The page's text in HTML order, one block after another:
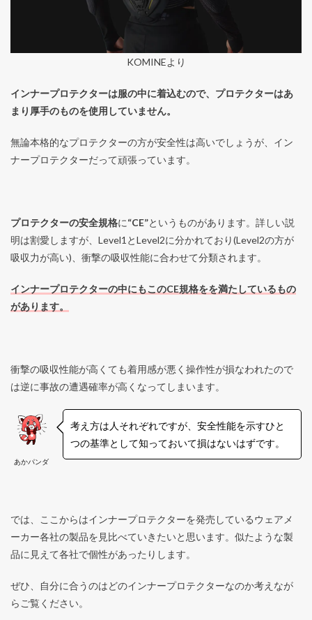
KOMINEより
インナープロテクターは服の中に着込むので、プロテクターはあ
まり厚手のものを使用していません。
無論本格的なプロテクターの方が安全性は高いでしょうが、イン
ナープロテクターだって頑張っています。
プロテクターの安全規格に“CE”というものがあります。詳しい説
明は割愛しますが、Level1とLevel2に分かれており(Level2の方が
吸収力が高い)、衝撃の吸収性能に合わせて分類されます。
インナープロテクターの中にもこのCE規格をを満たしているもの
があります。
衝撃の吸収性能が高くても着用感が悪く操作性が損なわれたので
は逆に事故の遭遇確率が高くなってしまいます。
あかパンダ
考え方は人それぞれですが、安全性能を示すひと
つの基準として知っておいて損はないはずです。
では、ここからはインナープロテクターを発売しているウェアメ
ーカー各社の製品を見比べていきたいと思います。似たような製
品に見えて各社で個性があったりします。
ぜひ、自分に合うのはどのインナープロテクターなのか考えなが
らご覧ください。